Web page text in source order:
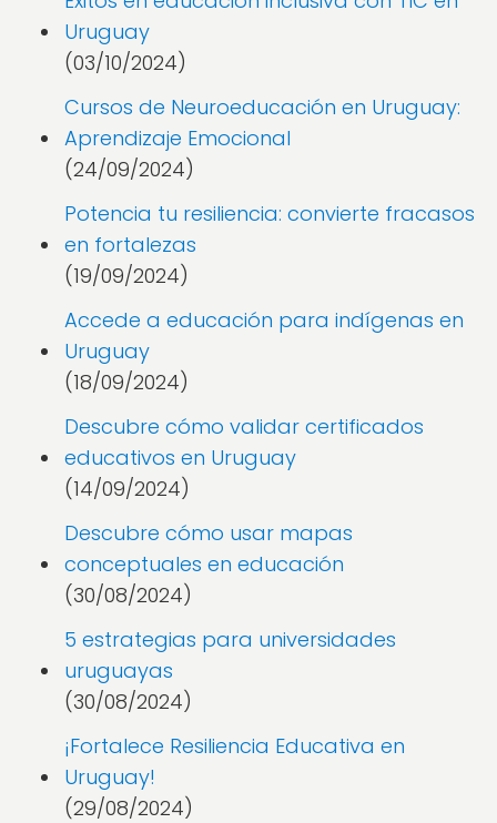
Uruguay
(03/10/2024)
Cursos de Neuroeducación en Uruguay:
Aprendizaje Emocional
(24/09/2024)
Potencia tu resiliencia: convierte fracasos
en fortalezas
(19/09/2024)
Accede a educación para indígenas en
Uruguay
(18/09/2024)
Descubre cómo validar certificados
educativos en Uruguay
(14/09/2024)
Descubre cómo usar mapas
conceptuales en educación
(30/08/2024)
5 estrategias para universidades
uruguayas
(30/08/2024)
¡Fortalece Resiliencia Educativa en
Uruguay!
(29/08/2024)